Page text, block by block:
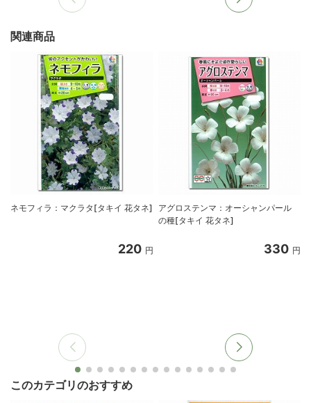
関連商品
ネモフィラ：マクラタ[タキイ 花タネ]
220 円
アグロステンマ：オーシャンパール
の種[タキイ 花タネ]
330 円
このカテゴリのおすすめ